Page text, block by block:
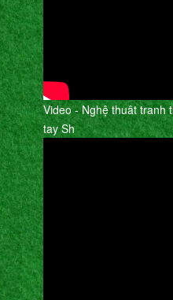
Video - Nghệ thuât tranh
tay Sh